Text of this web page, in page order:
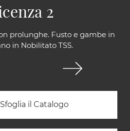
prolunghe. Fusto e gambe in
in Nobilitato TSS.
Sfoglia il Catalogo
2